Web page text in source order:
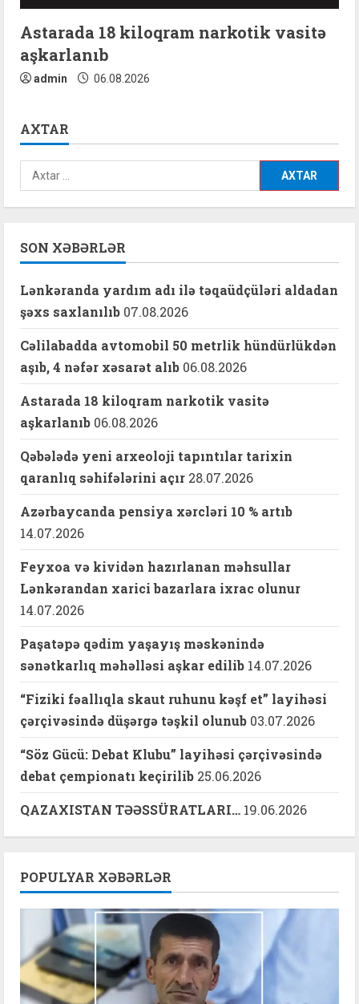
Astarada 18 kiloqram narkotik vasitə
aşkarlanıb
admin 06.08.2026
AXTAR
Axtarış:
SON XƏBƏRLƏR
Lənkəranda yardım adı ilə təqaüdçüləri aldadan
şəxs saxlanılıb 07.08.2026
Cəlilabadda avtomobil 50 metrlik hündürlükdən
aşıb, 4 nəfər xəsarət alıb 06.08.2026
Astarada 18 kiloqram narkotik vasitə
aşkarlanıb 06.08.2026
Qəbələdə yeni arxeoloji tapıntılar tarixin
qaranlıq səhifələrini açır 28.07.2026
Azərbaycanda pensiya xərcləri 10 % artıb
14.07.2026
Feyxoa və kividən hazırlanan məhsullar
Lənkərandan xarici bazarlara ixrac olunur
14.07.2026
Paşatəpə qədim yaşayış məskənində
sənətkarlıq məhəlləsi aşkar edilib 14.07.2026
“Fiziki fəallıqla skaut ruhunu kəşf et” layihəsi
çərçivəsində düşərgə təşkil olunub 03.07.2026
“Söz Gücü: Debat Klubu” layihəsi çərçivəsində
debat çempionatı keçirilib 25.06.2026
QAZAXISTAN TƏƏSSÜRATLARI… 19.06.2026
POPULYAR XƏBƏRLƏR